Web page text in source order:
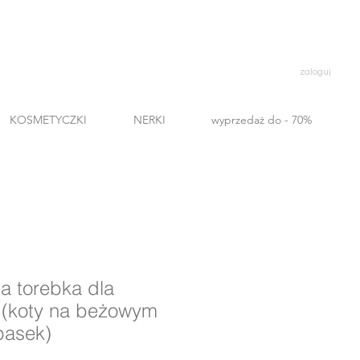
zaloguj
KOSMETYCZKI NERKI wyprzedaż do - 70%
torebka dla
na beżowym